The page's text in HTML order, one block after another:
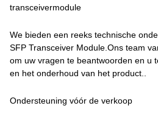
transceivermodule
We bieden een reeks technische
SFP Transceiver Module.Ons team
om uw vragen te beantwoorden en u
en het onderhoud van het product..
Ondersteuning vóór de verkoop